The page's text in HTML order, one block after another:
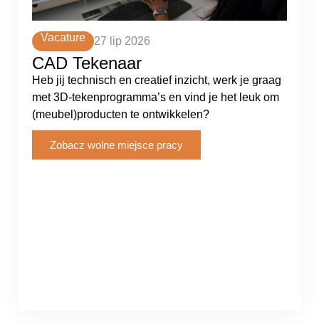
Vacature 27 lip 2026
CAD Tekenaar
Heb jij technisch en creatief inzicht, werk je graag
met 3D-tekenprogramma’s en vind je het leuk om
(meubel)producten te ontwikkelen?
Zobacz wolne miejsce pracy